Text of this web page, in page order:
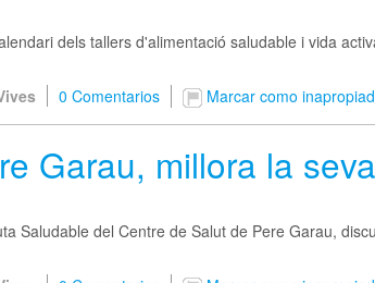
dels tallers d'alimentació saludable i vida
0 Comentarios Marcar como
Garau, millora la
Saludable del Centre de Salut de Pere Garau,